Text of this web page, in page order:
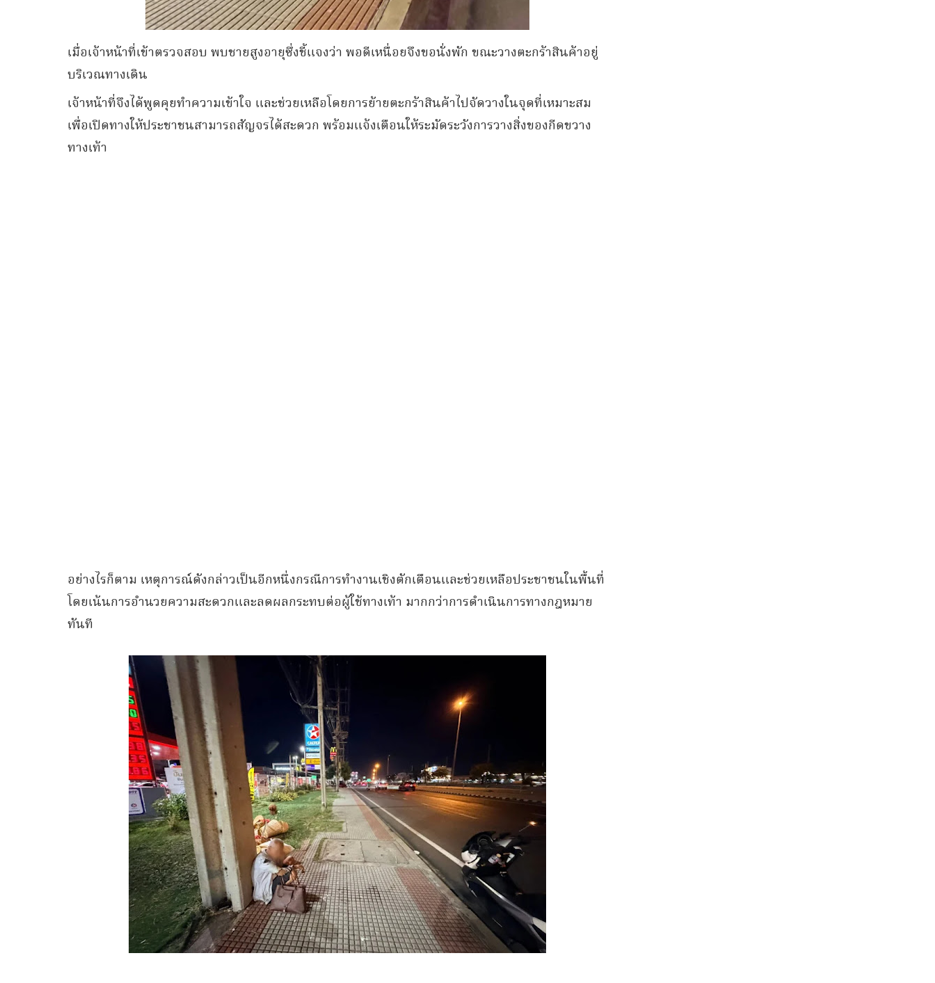
เมื่อเจ้าหน้าที่เข้าตรวจสอบ พบชายสูงอายุซึ่งชี้แจงว่า พอดีเหนื่อยจึงขอนั่งพัก ขณะวางตะกร้าสินค้าอยู่
บริเวณทางเดิน
เจ้าหน้าที่จึงได้พูดคุยทำความเข้าใจ และช่วยเหลือโดยการย้ายตะกร้าสินค้าไปจัดวางในจุดที่เหมาะสม
เพื่อเปิดทางให้ประชาชนสามารถสัญจรได้สะดวก พร้อมแจ้งเตือนให้ระมัดระวังการวางสิ่งของกีดขวาง
ทางเท้า
อย่างไรก็ตาม เหตุการณ์ดังกล่าวเป็นอีกหนึ่งกรณีการทำงานเชิงตักเตือนและช่วยเหลือประชาชนในพื้นที่
โดยเน้นการอำนวยความสะดวกและลดผลกระทบต่อผู้ใช้ทางเท้า มากกว่าการดำเนินการทางกฎหมาย
ทันที